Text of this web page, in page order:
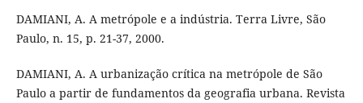
DAMIANI, A. A metrópole e a indústria. Terra Livre, São
Paulo, n. 15, p. 21-37, 2000.
DAMIANI, A. A urbanização crítica na metrópole de São
Paulo a partir de fundamentos da geografia urbana. Revista